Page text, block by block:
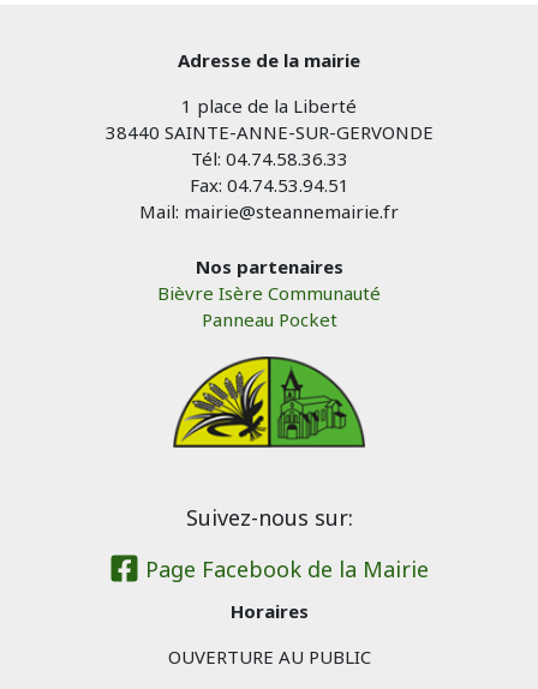
Adresse de la mairie
1 place de la Liberté
38440 SAINTE-ANNE-SUR-GERVONDE
Tél: 04.74.58.36.33
Fax: 04.74.53.94.51
Mail: mairie@steannemairie.fr
Nos partenaires
Bièvre Isère Communauté
Panneau Pocket
Suivez-nous sur:
Page Facebook de la Mairie
Horaires
OUVERTURE AU PUBLIC